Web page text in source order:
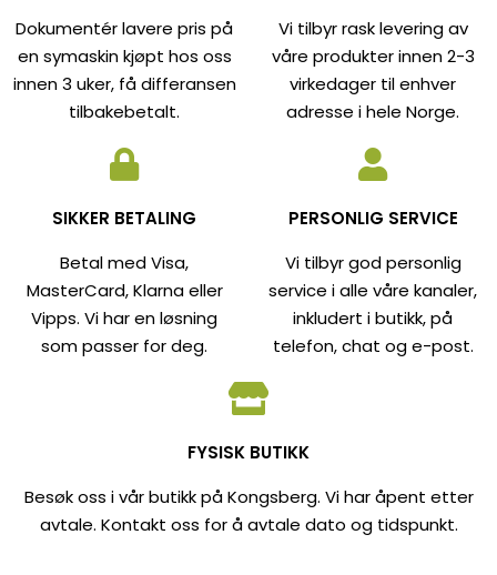
Dokumentér lavere pris på
en symaskin kjøpt hos oss
innen 3 uker, få differansen
tilbakebetalt.
Vi tilbyr rask levering av
våre produkter innen 2-3
virkedager til enhver
adresse i hele Norge.
SIKKER BETALING
Betal med Visa,
MasterCard, Klarna eller
Vipps. Vi har en løsning
som passer for deg.
PERSONLIG SERVICE
Vi tilbyr god personlig
service i alle våre kanaler,
inkludert i butikk, på
telefon, chat og e-post.
FYSISK BUTIKK
Besøk oss i vår butikk på Kongsberg. Vi har åpent etter
avtale. Kontakt oss for å avtale dato og tidspunkt.